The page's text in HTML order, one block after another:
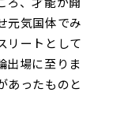
元気国体でみ
リートとして
出場に至りま
あったものと